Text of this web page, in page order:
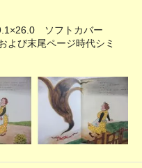
ソフトカバー
よび末尾ページ時代シミ